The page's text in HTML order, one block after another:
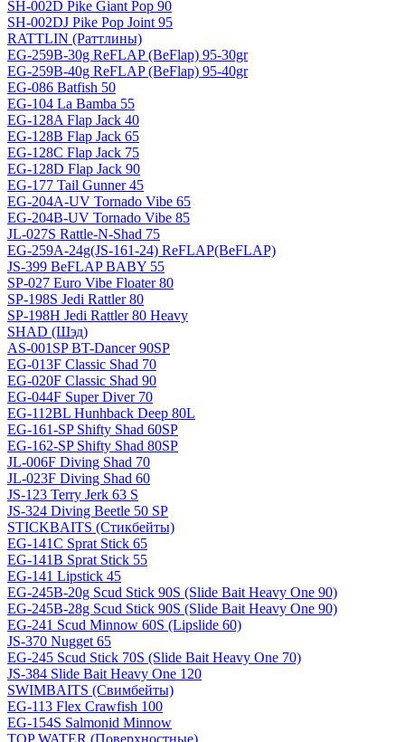
SH-002D Pike Giant Pop 90
SH-002DJ Pike Pop Joint 95
RATTLIN (Раттлины)
EG-259B-30g ReFLAP (BeFlap) 95-30gr
EG-259B-40g ReFLAP (BeFlap) 95-40gr
EG-086 Batfish 50
EG-104 La Bamba 55
EG-128A Flap Jack 40
EG-128B Flap Jack 65
EG-128C Flap Jack 75
EG-128D Flap Jack 90
EG-177 Tail Gunner 45
EG-204A-UV Tornado Vibe 65
EG-204B-UV Tornado Vibe 85
JL-027S Rattle-N-Shad 75
EG-259A-24g(JS-161-24) ReFLAP(BeFLAP)
JS-399 BeFLAP BABY 55
SP-027 Euro Vibe Floater 80
SP-198S Jedi Rattler 80
SP-198H Jedi Rattler 80 Heavy
SHAD (Шэд)
AS-001SP BT-Dancer 90SP
EG-013F Classic Shad 70
EG-020F Classic Shad 90
EG-044F Super Diver 70
EG-112BL Hunhback Deep 80L
EG-161-SP Shifty Shad 60SP
EG-162-SP Shifty Shad 80SP
JL-006F Diving Shad 70
JL-023F Diving Shad 60
JS-123 Terry Jerk 63 S
JS-324 Diving Beetle 50 SP
STICKBAITS (Стикбейты)
EG-141C Sprat Stick 65
EG-141B Sprat Stick 55
EG-141 Lipstick 45
EG-245B-20g Scud Stick 90S (Slide Bait Heavy One 90)
EG-245B-28g Scud Stick 90S (Slide Bait Heavy One 90)
EG-241 Scud Minnow 60S (Lipslide 60)
JS-370 Nugget 65
EG-245 Scud Stick 70S (Slide Bait Heavy One 70)
JS-384 Slide Bait Heavy One 120
SWIMBAITS (Свимбейты)
EG-113 Flex Crawfish 100
EG-154S Salmonid Minnow
TOP WATER (Поверхностные)